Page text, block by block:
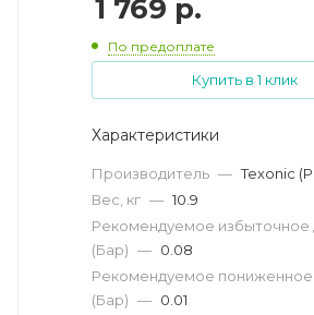
1 769 р.
По предоплате
Купить в 1 клик
Характеристики
Производитель — Texonic
Вес, кг — 10.9
Рекомендуемое избыточное
(Бар) — 0.08
Рекомендуемое пониженное
(Бар) — 0.01